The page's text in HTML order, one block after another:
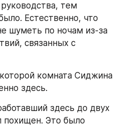
тем
Естественно, что
шуметь по ночам из-за
связанных с
комната Сиджина
здесь.
здесь до двух
похищен. Это было